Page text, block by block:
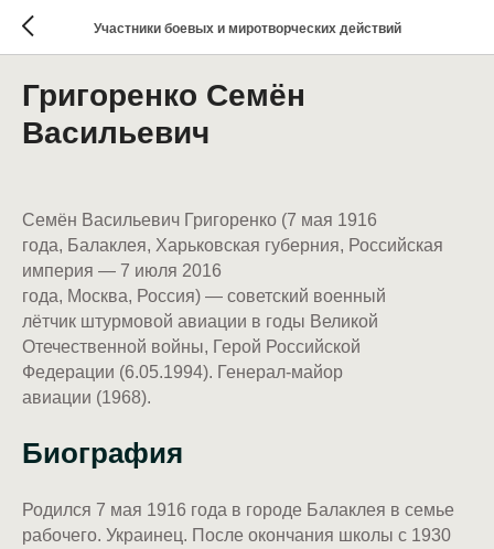
Участники боевых и миротворческих действий
Григоренко Семён
Васильевич
Семён Васильевич Григоренко (7 мая 1916
года, Балаклея, Харьковская губерния, Российская
империя — 7 июля 2016
года, Москва, Россия) — советский военный
лётчик штурмовой авиации в годы Великой
Отечественной войны, Герой Российской
Федерации (6.05.1994). Генерал-майор
авиации (1968).
Биография
Родился 7 мая 1916 года в городе Балаклея в семье
рабочего. Украинец. После окончания школы с 1930